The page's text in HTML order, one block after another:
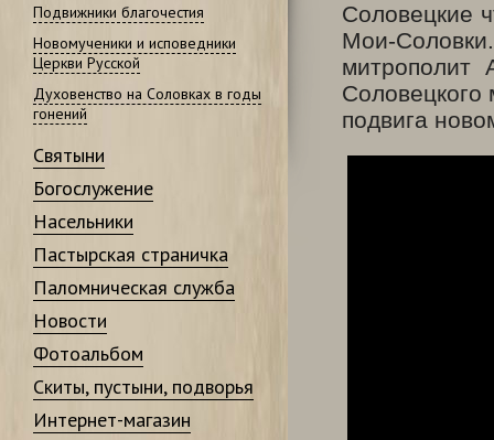
Подвижники благочестия
Новомученики и исповедники
Церкви Русской
Духовенство на Соловках в годы
гонений
Святыни
Богослужение
Насельники
Пастырская страничка
Паломническая служба
Новости
Фотоальбом
Скиты, пустыни, подворья
Интернет-магазин
Соловецкие
Мои-
митрополит
подвига